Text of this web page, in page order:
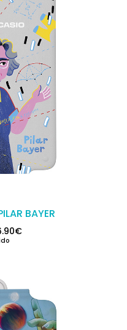
BAYER
original era: 39.90€.
€El precio actual es: